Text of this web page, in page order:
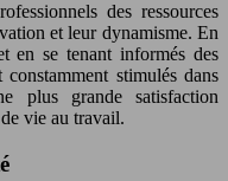
des ressources
et leur dynamisme. En
en se tenant informés des
stimulés dans
plus grande satisfaction
vie au travail.